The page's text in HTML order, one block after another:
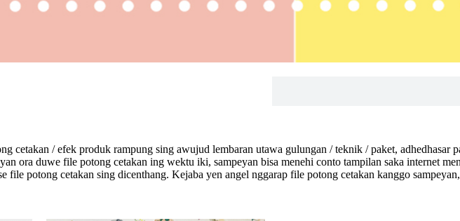
cetakan / efek produk rampung sing awujud lembaran utawa gulungan / teknik / paket, adhedhasar
ora duwe file potong cetakan ing wektu iki, sampeyan bisa menehi conto tampilan saka internet
file potong cetakan sing dicenthang. Kejaba yen angel nggarap file potong cetakan kanggo